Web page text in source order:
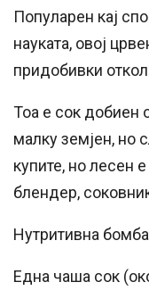
Популарен кај
науката, овој
придобивки
Тоа е сок добиен
малку земјен, но
купите, но лесен
блендер,
Нутритивна
Една чаша сок